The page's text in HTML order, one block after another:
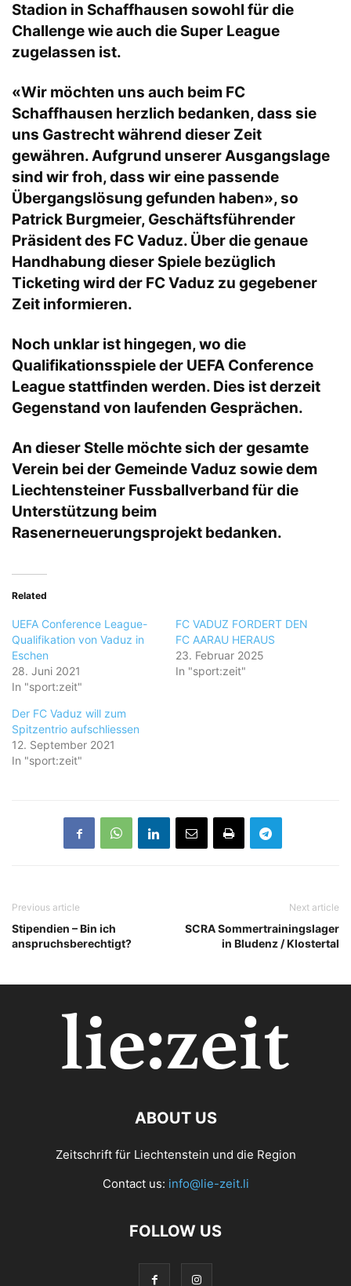
Stadion in Schaffhausen sowohl für die
Challenge wie auch die Super League
zugelassen ist.
«Wir möchten uns auch beim FC
Schaffhausen herzlich bedanken, dass sie
uns Gastrecht während dieser Zeit
gewähren. Aufgrund unserer Ausgangslage
sind wir froh, dass wir eine passende
Übergangslösung gefunden haben», so
Patrick Burgmeier, Geschäftsführender
Präsident des FC Vaduz. Über die genaue
Handhabung dieser Spiele bezüglich
Ticketing wird der FC Vaduz zu gegebener
Zeit informieren.
Noch unklar ist hingegen, wo die
Qualifikationsspiele der UEFA Conference
League stattfinden werden. Dies ist derzeit
Gegenstand von laufenden Gesprächen.
An dieser Stelle möchte sich der gesamte
Verein bei der Gemeinde Vaduz sowie dem
Liechtensteiner Fussballverband für die
Unterstützung beim
Rasenerneuerungsprojekt bedanken.
Related
UEFA Conference League-
Qualifikation von Vaduz in
Eschen
28. Juni 2021
In "sport:zeit"
FC VADUZ FORDERT DEN
FC AARAU HERAUS
23. Februar 2025
In "sport:zeit"
Der FC Vaduz will zum
Spitzentrio aufschliessen
12. September 2021
In "sport:zeit"
Previous article
Stipendien – Bin ich
anspruchsberechtigt?
Next article
SCRA Sommertrainingslager
in Bludenz / Klostertal
ABOUT US
Zeitschrift für Liechtenstein und die Region
Contact us: info@lie-zeit.li
FOLLOW US